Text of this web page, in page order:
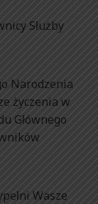
Służby
Narodzenia
życzenia w
Głównego
Wasze